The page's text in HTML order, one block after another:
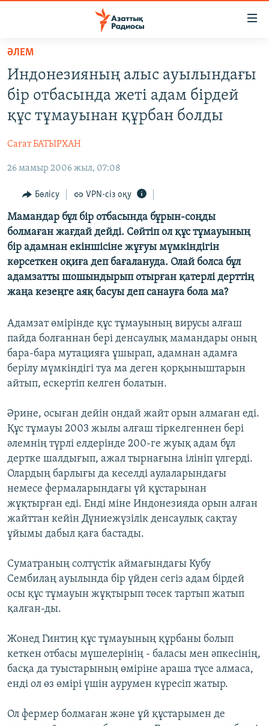
Skip
main
content
to
main
Skip
Search
САЯСАТ
AZATTYQTV
АДАМ ҚҰҚЫҚТАРЫ
ӘЛЕУМЕТ
ӘЛЕМ
АРНАЙЫ ЖОБАЛАР
Русский
ЖАЗЫЛЫҢЫЗ
Басқа тілдерде
ӘЛЕМ
Индонезияның алыс ауылындағы
бір отбасында жеті адам бірдей
құс тұмауынан құрбан болды
Сағат БАТЫРХАН
26 мамыр 2006 жыл, 07:08
Бөлісу VPN-сіз оқу
Мамандар бұл бір отбасында бұрын-соңды
болмаған жағдай дейді. Сөйтіп ол құс тұмауының
бір адамнан екіншісіне жұғуы мүмкіндігін
көрсеткен оқиға деп бағалануда. Олай болса бұл
адамзатты шошындырып отырған қатерлі дерттің
жаңа кезеңге аяқ басуы деп санауға бола ма?
Адамзат өмірінде құс тұмауының вирусы алғаш
пайда болғаннан бері денсаулық мамандары оның
бара-бара мутацияға ұшырап, адамнан адамға
берілу мүмкіндігі туа ма деген қорқыныштарын
айтып, ескертіп келген болатын.
Әрине, осыған дейін ондай жайт орын алмаған еді.
Құс тұмауы 2003 жылы алғаш тіркелгеннен бері
әлемнің түрлі елдерінде 200-ге жуық адам бұл
дертке шалдығып, ажал тырнағына ілініп үлгерді.
Олардың барлығы да кеселді аулаларындағы
немесе фермаларындағы үй құстарынан
жұқтырған еді. Енді міне Индонезияда орын алған
жайттан кейін Дүниежүзілік денсаулық сақтау
ұйымы дабыл қаға бастады.
Суматраның солтүстік аймағындағы Кубу
Сембилаң ауылында бір үйден сегіз адам бірдей
осы құс тұмауын жұқтырып төсек тартып жатып
қалған-ды.
Жонед Гинтиң құс тұмауының құрбаны болып
кеткен отбасы мүшелерінің - баласы мен әпкесінің,
басқа да туыстарының өміріне араша түсе алмаса,
енді ол өз өмірі үшін аурумен күресіп жатыр.
Ол фермер болмаған және ұй құстарымен де